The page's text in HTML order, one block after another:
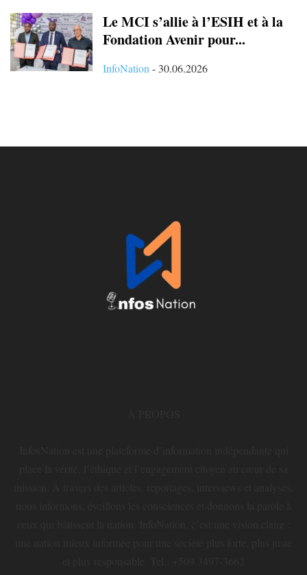
Le MCI s’allie à l’ESIH et à la
Fondation Avenir pour...
InfoNation - 30.06.2026